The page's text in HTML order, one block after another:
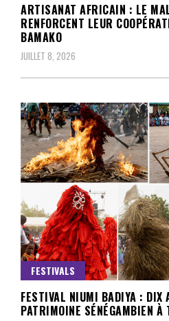
ARTISANAT AFRICAIN : LE
RENFORCENT LEUR
BAMAKO
JUILLET 8, 2026
FESTIVALS
FESTIVAL NIUMI BADIYA : DIX
PATRIMOINE SÉNÉGAMBIEN À